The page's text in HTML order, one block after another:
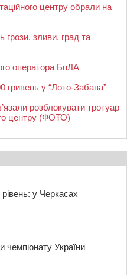
центру обрали на
грози, зливи, град та
оператора БпЛА
гривень у “Лото-Забава”
розблокувати тротуар
центру (ФОТО)
у Черкасах
чемпіонату України